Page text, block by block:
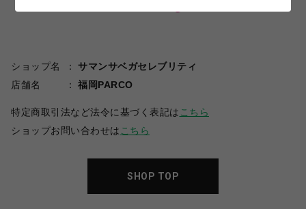
ショップ名
サマンサベガセレブリティ
店舗名
福岡PARCO
特定商取引法など法令に基づく表記は こちら
ショップお問い合わせは こちら
SHOP TOP